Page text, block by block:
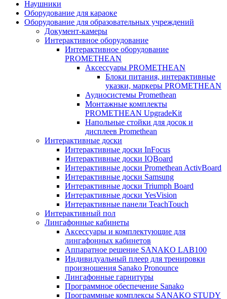
Наушники
Оборудование для караоке
Оборудование для образовательных учреждений
Документ-камеры
Интерактивное оборудование
Интерактивное оборудование
PROMETHEAN
Аксессуары PROMETHEAN
Блоки питания, интерактивные
указки, маркеры PROMETHEAN
Аудиосистемы Promethean
Монтажные комплекты
PROMETHEAN UpgradeKit
Напольные стойки для досок и
дисплеев Promethean
Интерактивные доски
Интерактивные доски InFocus
Интерактивные доски IQBoard
Интерактивные доски Promethean ActivBoard
Интерактивные доски Samsung
Интерактивные доски Triumph Board
Интерактивные доски YesVision
Интерактивные панели TeachTouch
Интерактивный пол
Лингафонные кабинеты
Аксессуары и комплектующие для
лингафонных кабинетов
Аппаратное решение SANAKO LAB100
Индивидуальный плеер для тренировки
произношения Sanako Pronounce
Лингафонные гарнитуры
Программное обеспечение Sanako
Программные комплексы SANAKO STUDY